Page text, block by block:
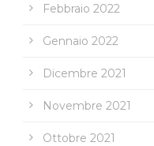
Febbraio 2022
Gennaio 2022
Dicembre 2021
Novembre 2021
Ottobre 2021